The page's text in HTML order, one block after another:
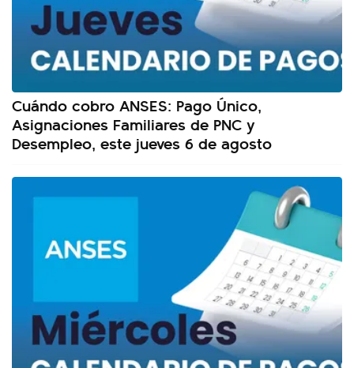
Cuándo cobro ANSES: Pago Único,
Asignaciones Familiares de PNC y
Desempleo, este jueves 6 de agosto